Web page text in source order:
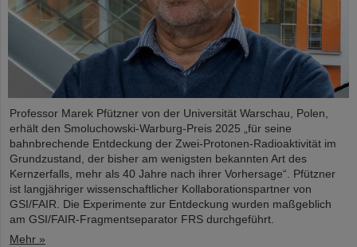
Professor Marek Pfützner von der Universität Warschau, Polen,
erhält den Smoluchowski-Warburg-Preis 2025 „für seine
bahnbrechende Entdeckung der Zwei-Protonen-Radioaktivität im
Grundzustand, der bisher am wenigsten bekannten Art des
Kernzerfalls, mehr als 40 Jahre nach ihrer Vorhersage“. Pfützner
ist langjähriger wissenschaftlicher Kollaborationspartner von
GSI/FAIR. Die Experimente zur Entdeckung wurden maßgeblich
am GSI/FAIR-Fragmentseparator FRS durchgeführt.
Mehr »